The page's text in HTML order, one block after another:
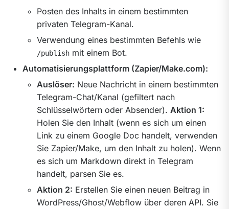
Posten des Inhalts in einem bestimmten
privaten Telegram-Kanal.
Verwendung eines bestimmten Befehls wie
/publish mit einem Bot.
Automatisierungsplattform (Zapier/Make.com):
Auslöser: Neue Nachricht in einem bestimmten
Telegram-Chat/Kanal (gefiltert nach
Schlüsselwörtern oder Absender). Aktion 1:
Holen Sie den Inhalt (wenn es sich um einen
Link zu einem Google Doc handelt, verwenden
Sie Zapier/Make, um den Inhalt zu holen). Wenn
es sich um Markdown direkt in Telegram
handelt, parsen Sie es.
Aktion 2: Erstellen Sie einen neuen Beitrag in
WordPress/Ghost/Webflow über deren API. Sie